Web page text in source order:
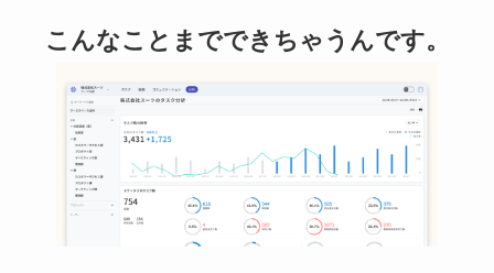
こんなことまでできちゃうんです。